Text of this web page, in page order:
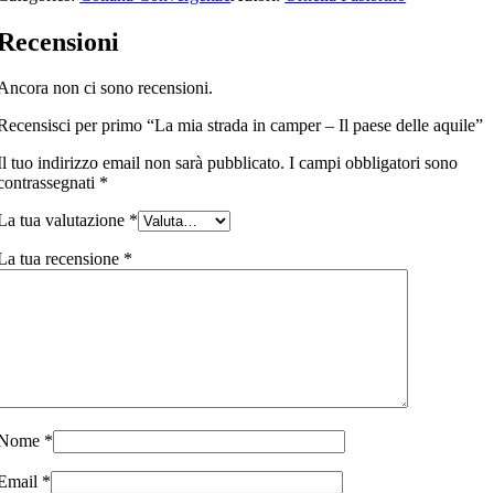
non ci sono recensioni.
per primo “La mia strada in camper – Il paese delle aquile”
tuo indirizzo email non sarà pubblicato. I campi obbligatori sono
*
tua valutazione *
tua recensione *
*
*